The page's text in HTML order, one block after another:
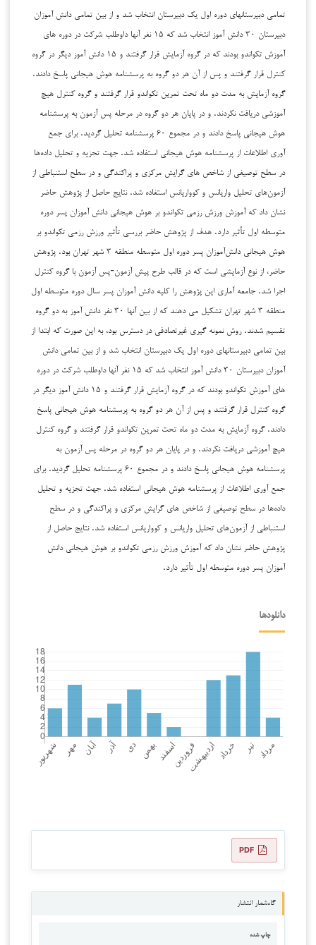
تمامی دبیرستانهای دوره اول یک دبیرستان انتخاب شد و از بین تمامی دانش آموزان
دبیرستان ۳۰ دانش آموز انتخاب شد که ۱۵ نفر آنها داوطلب شرکت در دوره های
آموزش تکواندو بودند که در گروه آزمایش قرار گرفتند و ۱۵ دانش آموز دیگر در گروه
کنترل قرار گرفتند و پس از آن هر دو گروه به پرسشنامه هوش هیجانی پاسخ دادند.
گروه آزمایش به مدت دو ماه تحت تمرین تکواندو قرار گرفتند و گروه کنترل هیچ
آموزشی دریافت نکردند. و در پایان هر دو گروه در مرحله پس آزمون به پرسشنامه
هوش هیجانی پاسخ دادند و در مجموع ۶۰ پرسشنامه تحلیل گردید. برای جمع
آوری اطلاعات از پرسشنامه‌ هوش هیجانی استفاده شد. جهت تجزیه و تحلیل داده‌ها
در سطح توصیفی از شاخص های گرایش مرکزی و پراکندگی و در سطح استنباطی از
آزمون‌های تحلیل واریانس و کوواریانس استفاده شد. نتایج حاصل از پژوهش حاضر
نشان داد که آموزش ورزش رزمی تکواندو بر هوش هیجانی دانش آموزان پسر دوره
متوسطه اول تأثیر دارد. هدف از پژوهش حاضر بررسی تأثیر ورزش رزمی تکواندو بر
هوش هیجانی دانش‌آموزان پسر دوره اول متوسطه منطقه ۳ شهر تهران بود. پژوهش
حاضر، از نوع آزمایشی است که در قالب طرح پیش آزمون-پس آزمون با گروه کنترل
اجرا شد. جامعه آماری این پژوهش را کلیه دانش آموزان پسر سال دوره متوسطه اول
منطقه ۳ شهر تهران تشکیل می دهند که از بین آنها ۳۰ نفر دانش آموز به دو گروه
تقسیم شدند. روش نمونه گیری غیرتصادفی در دسترس بود، به این صورت که ابتدا از
بین تمامی دبیرستانهای دوره اول یک دبیرستان انتخاب شد و از بین تمامی دانش
آموزان دبیرستان ۳۰ دانش آموز انتخاب شد که ۱۵ نفر آنها داوطلب شرکت در دوره
های آموزش تکواندو بودند که در گروه آزمایش قرار گرفتند و ۱۵ دانش آموز دیگر در
گروه کنترل قرار گرفتند و پس از آن هر دو گروه به پرسشنامه هوش هیجانی پاسخ
دادند. گروه آزمایش به مدت دو ماه تحت تمرین تکواندو قرار گرفتند و گروه کنترل
هیچ آموزشی دریافت نکردند. و در پایان هر دو گروه در مرحله پس آزمون به
پرسشنامه هوش هیجانی پاسخ دادند و در مجموع ۶۰ پرسشنامه تحلیل گردید. برای
جمع آوری اطلاعات از پرسشنامه‌ هوش هیجانی استفاده شد. جهت تجزیه و تحلیل
داده‌ها در سطح توصیفی از شاخص های گرایش مرکزی و پراکندگی و در سطح
استنباطی از آزمون‌های تحلیل واریانس و کوواریانس استفاده شد. نتایج حاصل از
پژوهش حاضر نشان داد که آموزش ورزش رزمی تکواندو بر هوش هیجانی دانش
آموزان پسر دوره متوسطه اول تأثیر دارد.
دانلودها
PDF
گاه‌شمار انتشار
چاپ شده